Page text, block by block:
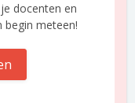
docenten en
begin meteen!